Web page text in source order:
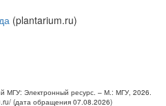
(plantarium.ru)
МГУ: Электронный ресурс. – М.: МГУ, 2026.
(дата обращения 07.08.2026)